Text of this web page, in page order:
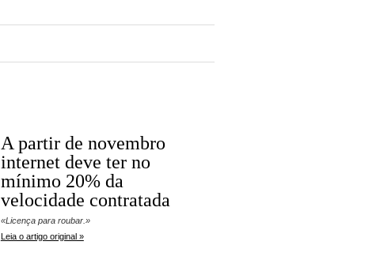
A partir de novembro
internet deve ter no
mínimo 20% da
velocidade contratada
«Licença para roubar.»
Leia o artigo original »